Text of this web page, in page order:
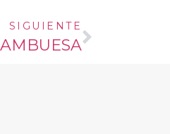
SIGUIENTE